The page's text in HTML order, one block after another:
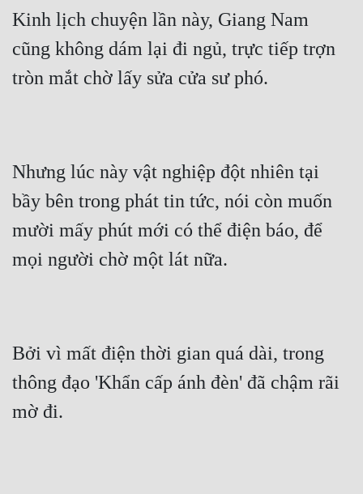
Kinh lịch chuyện lần này, Giang Nam
cũng không dám lại đi ngủ, trực tiếp trợn
tròn mắt chờ lấy sửa cửa sư phó.
Nhưng lúc này vật nghiệp đột nhiên tại
bầy bên trong phát tin tức, nói còn muốn
mười mấy phút mới có thể điện báo, để
mọi người chờ một lát nữa.
Bởi vì mất điện thời gian quá dài, trong
thông đạo 'Khẩn cấp ánh đèn' đã chậm rãi
mờ đi.